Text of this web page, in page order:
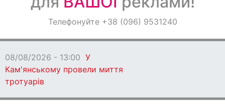
ОголошенняТелефонуйте +38 (096) 9531240
08/08/2026 - 13:00 У
Кам'янському провели миття
тротуарів